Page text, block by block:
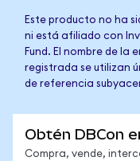
Este producto no ha
ni está afiliado con
Fund. El nombre de la
registrada se utilizan
de referencia
Obtén DBCon
Compra, vende,